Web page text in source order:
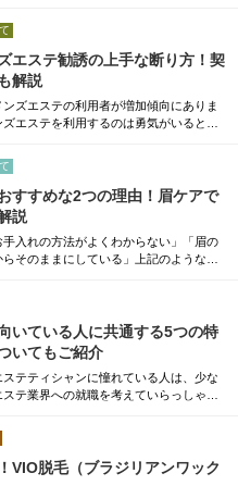
調べる」こと、そして「2. 契約書の内
です。この記事では、メンズエステで
とその対処法、万が一のときの相談窓
ぶための5つのチェ...
エステ勧誘の上手な断り方！契
解説
ズエステの利用者が増加傾向にありま
エステを利用するのは勇気がいると考
と考えている方も多くいらっしゃるで
万が一に備えたメンズエステ勧誘の上
。しつこい、あるいは強引な勧誘を断れ
してみてくださ...
すすめな2つの理由！眉ケアで
説
手入れの方法がよくわからない」「眉の
そのままにしている」上記のような理
増えており、眉ケアは垢抜けの第一歩
一つといえます。とはいえ、どのよう
ない方は多くいらっしゃるでしょう。
ケアの重要性に...
いている人に共通する5つの特
いてもご紹介
テティシャンに憧れている人は、少な
テ業界への就職を考えていらっしゃる
ぐに転職を考えてしまうかもしれませ
テティシャンに向いている人や、不向
ていきます。エステティシャンが向い
徴エステティシ...
VIO脱毛（ブラジリアンワック